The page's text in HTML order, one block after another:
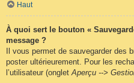
Haut
À quoi sert le bouton «
message ?
Il vous permet de sauvegarder des
poster ultérieurement. Pour les
l’utilisateur (ongletAperçu -->